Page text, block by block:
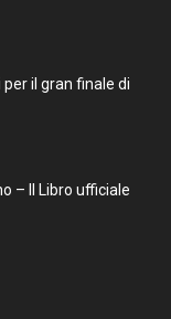
il gran finale di
– Il Libro ufficiale